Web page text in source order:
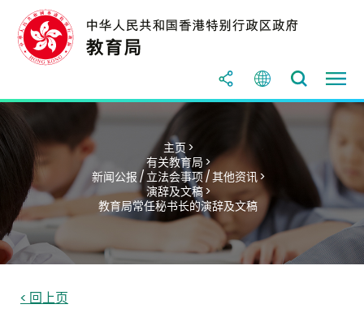
主页 >
有关教育局 >
新闻公报 / 立法会事项 / 其他资讯 >
演辞及文稿 >
教育局常任秘书长的演辞及文稿
< 回上页